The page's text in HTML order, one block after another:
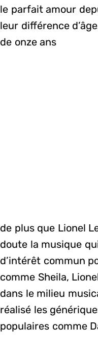
le parfait amour
leur différence
de onze ans
de plus que Lionel
doute la musique
d’intérêt commun
comme Sheila,
dans le milieu
réalisé les
populaires comme